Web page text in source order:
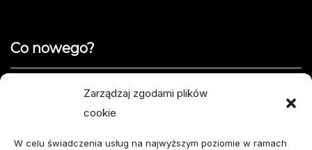
Zarządzaj zgodami plików
cookie
W celu świadczenia usług na najwyższym poziomie w ramach
Co nowego?
Jak opisać usterkę telefonu w formularzu naprawy
Projekty domów do 100 m² – jak zmieścić wszystko,
czego potrzebujesz?